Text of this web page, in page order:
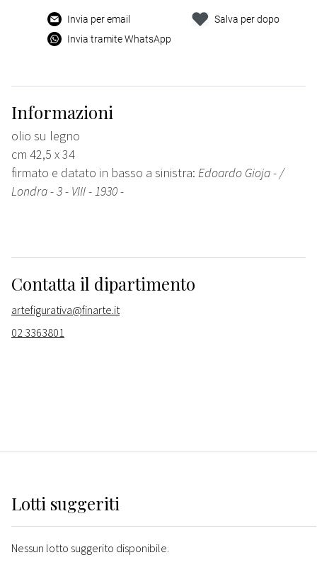
Invia per email
Invia tramite WhatsApp
Salva per dopo
Informazioni
olio su legno
cm 42,5 x 34
firmato e datato in basso a sinistra: Edoardo Gioja - /
Londra - 3 - VIII - 1930 -
Contatta il dipartimento
artefigurativa@finarte.it
02 3363801
Lotti suggeriti
Nessun lotto suggerito disponibile.